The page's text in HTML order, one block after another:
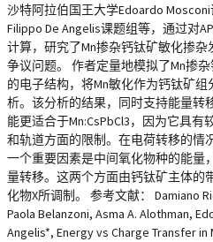
沙特阿拉伯国王大学Edoardo
Filippo De Angelis课题组等，通过对
计算，研究了Mn掺杂钙钛矿敏化掺
争议问题。 作者定量地模拟了Mn掺
的电子结构，将Mn敏化作为钙钛矿
析。该分析的结果，同时支持能量转
能更适合于Mn:CsPbCl3，因为它具
和轨道方面的限制。在电荷转移的情
一个重要因素是中间氧化物种的能量
量转移。这两个方面由钙钛矿主体的
化物X所调制。 参考文献： Damiano
Paola Belanzoni, Asma A. Alothman,
Angelis*, Energy vs Charge Transfer